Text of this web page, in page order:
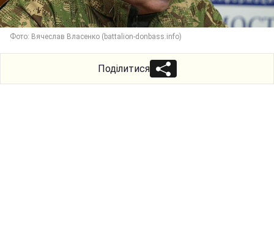
Фото: Вячеслав Власенко (battalion-donbass.info)
Поділитися